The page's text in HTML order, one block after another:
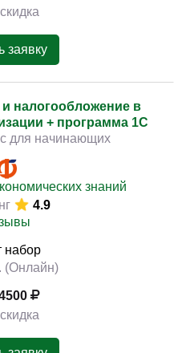
скидка
заявку
и налогообложение в
+ программа 1С
для начинающих
знаний
4.9
набор
(Онлайн)
скидка